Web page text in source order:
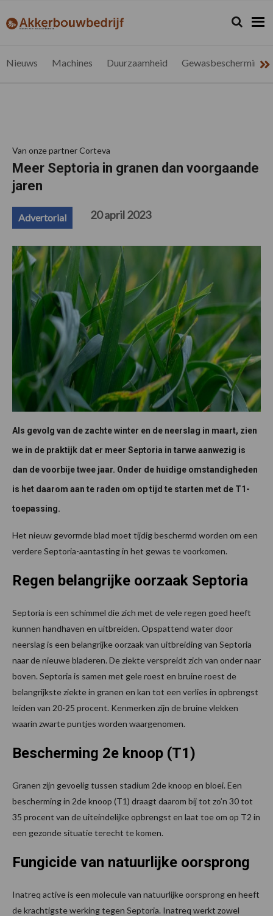
de
de
de
de
akkerbouwbedrijf.be
Nieuws
Zoeken...
Zoek
Nieuws Machines Duurzaamheid Gewasbescherming
Van onze partner Corteva
Meer Septoria in granen dan voorgaande
jaren
Advertorial 20 april 2023
Als gevolg van de zachte winter en de neerslag in maart, zien
we in de praktijk dat er meer Septoria in tarwe aanwezig is
dan de voorbije twee jaar. Onder de huidige omstandigheden
is het daarom aan te raden om op tijd te starten met de T1-
toepassing.
Het nieuw gevormde blad moet tijdig beschermd worden om een
verdere Septoria-aantasting in het gewas te voorkomen.
Regen belangrijke oorzaak Septoria
Septoria is een schimmel die zich met de vele regen goed heeft
kunnen handhaven en uitbreiden. Opspattend water door
neerslag is een belangrijke oorzaak van uitbreiding van Septoria
naar de nieuwe bladeren. De ziekte verspreidt zich van onder naar
boven. Septoria is samen met gele roest en bruine roest de
belangrijkste ziekte in granen en kan tot een verlies in opbrengst
leiden van 20-25 procent. Kenmerken zijn de bruine vlekken
waarin zwarte puntjes worden waargenomen.
Bescherming 2e knoop (T1)
Granen zijn gevoelig tussen stadium 2de knoop en bloei. Een
bescherming in 2de knoop (T1) draagt daarom bij tot zo’n 30 tot
35 procent van de uiteindelijke opbrengst en laat toe om op T2 in
een gezonde situatie terecht te komen.
Fungicide van natuurlijke oorsprong
Inatreq active is een molecule van natuurlijke oorsprong en heeft
de krachtigste werking tegen Septoria. Inatreq werkt zowel